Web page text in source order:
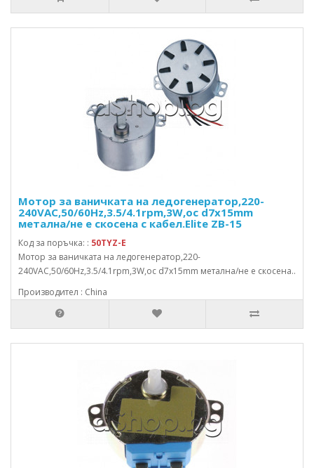
Мотор за ваничката на ледогенератор,220-
240VAC,50/60Hz,3.5/4.1rpm,3W,ос d7x15mm
метална/не е скосена с кабел.Elite ZB-15
Код за поръчка: : 50TYZ-E
Мотор за ваничката на ледогенератор,220-
240VAC,50/60Hz,3.5/4.1rpm,3W,ос d7x15mm метална/не е скосена..
Производител : China